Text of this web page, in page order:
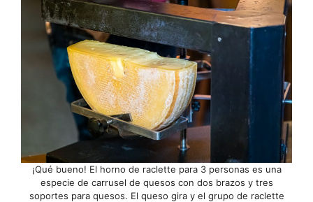
¡Qué bueno! El horno de raclette para 3 personas es una
especie de carrusel de quesos con dos brazos y tres
soportes para quesos. El queso gira y el grupo de raclette